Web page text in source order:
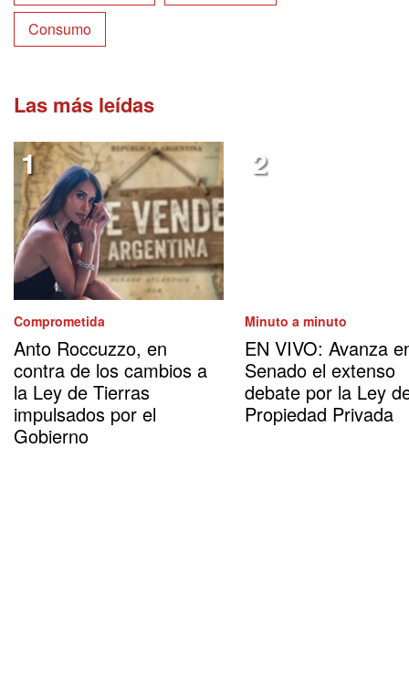
Consumo
Las más leídas
Comprometida
Anto Roccuzzo, en
contra de los cambios a
la Ley de Tierras
impulsados por el
Gobierno
Minuto a minuto
EN VIVO: Avanza
Senado el extenso
debate por la Ley
Propiedad Privada